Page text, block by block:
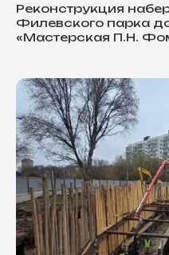
Реконструкция
Филевского парка
«Мастерская П.Н.